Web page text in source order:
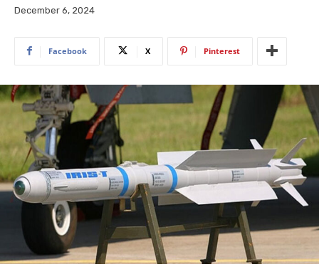
December 6, 2024
Facebook X Pinterest